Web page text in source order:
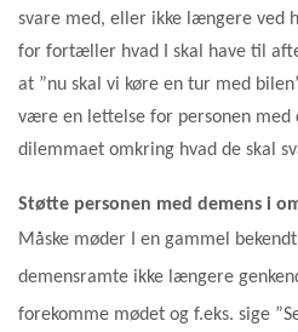
svare med, eller ikke længere ved
for fortæller hvad I skal have til
at ”nu skal vi køre en tur med
være en lettelse for personen med
dilemmaet omkring hvad de skal
Støtte personen med demens i
Måske møder I en gammel
demensramte ikke længere
forekomme mødet og f.eks. sige